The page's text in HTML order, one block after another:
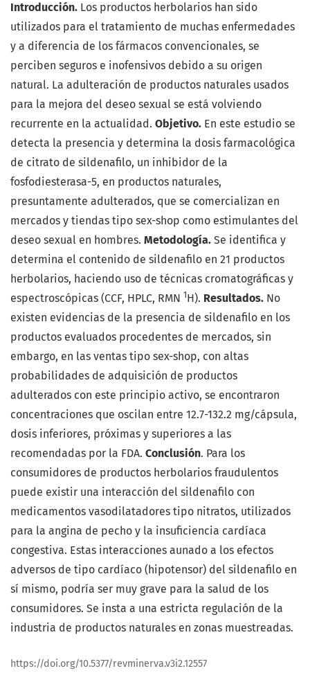
Introducción. Los productos herbolarios han sido
utilizados para el tratamiento de muchas enfermedades
y a diferencia de los fármacos convencionales, se
perciben seguros e inofensivos debido a su origen
natural. La adulteración de productos naturales usados
para la mejora del deseo sexual se está volviendo
recurrente en la actualidad. Objetivo. En este estudio se
detecta la presencia y determina la dosis farmacológica
de citrato de sildenafilo, un inhibidor de la
fosfodiesterasa-5, en productos naturales,
presuntamente adulterados, que se comercializan en
mercados y tiendas tipo sex-shop como estimulantes del
deseo sexual en hombres. Metodología. Se identifica y
determina el contenido de sildenafilo en 21 productos
herbolarios, haciendo uso de técnicas cromatográficas y
espectroscópicas (CCF, HPLC, RMN 1 H). Resultados. No
existen evidencias de la presencia de sildenafilo en los
productos evaluados procedentes de mercados, sin
embargo, en las ventas tipo sex-shop, con altas
probabilidades de adquisición de productos
adulterados con este principio activo, se encontraron
concentraciones que oscilan entre 12.7-132.2 mg/cápsula,
dosis inferiores, próximas y superiores a las
recomendadas por la FDA. Conclusión. Para los
consumidores de productos herbolarios fraudulentos
puede existir una interacción del sildenafilo con
medicamentos vasodilatadores tipo nitratos, utilizados
para la angina de pecho y la insuficiencia cardíaca
congestiva. Estas interacciones aunado a los efectos
adversos de tipo cardíaco (hipotensor) del sildenafilo en
sí mismo, podría ser muy grave para la salud de los
consumidores. Se insta a una estricta regulación de la
industria de productos naturales en zonas muestreadas.
https://doi.org/10.5377/revminerva.v3i2.12557